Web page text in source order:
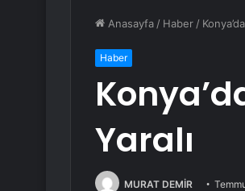
Anasayfa / Haber /
Haber
Yaralı
MURAT DEMİR